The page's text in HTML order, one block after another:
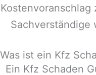
Sachverständige
Was ist ein Kfz
Ein Kfz Schaden